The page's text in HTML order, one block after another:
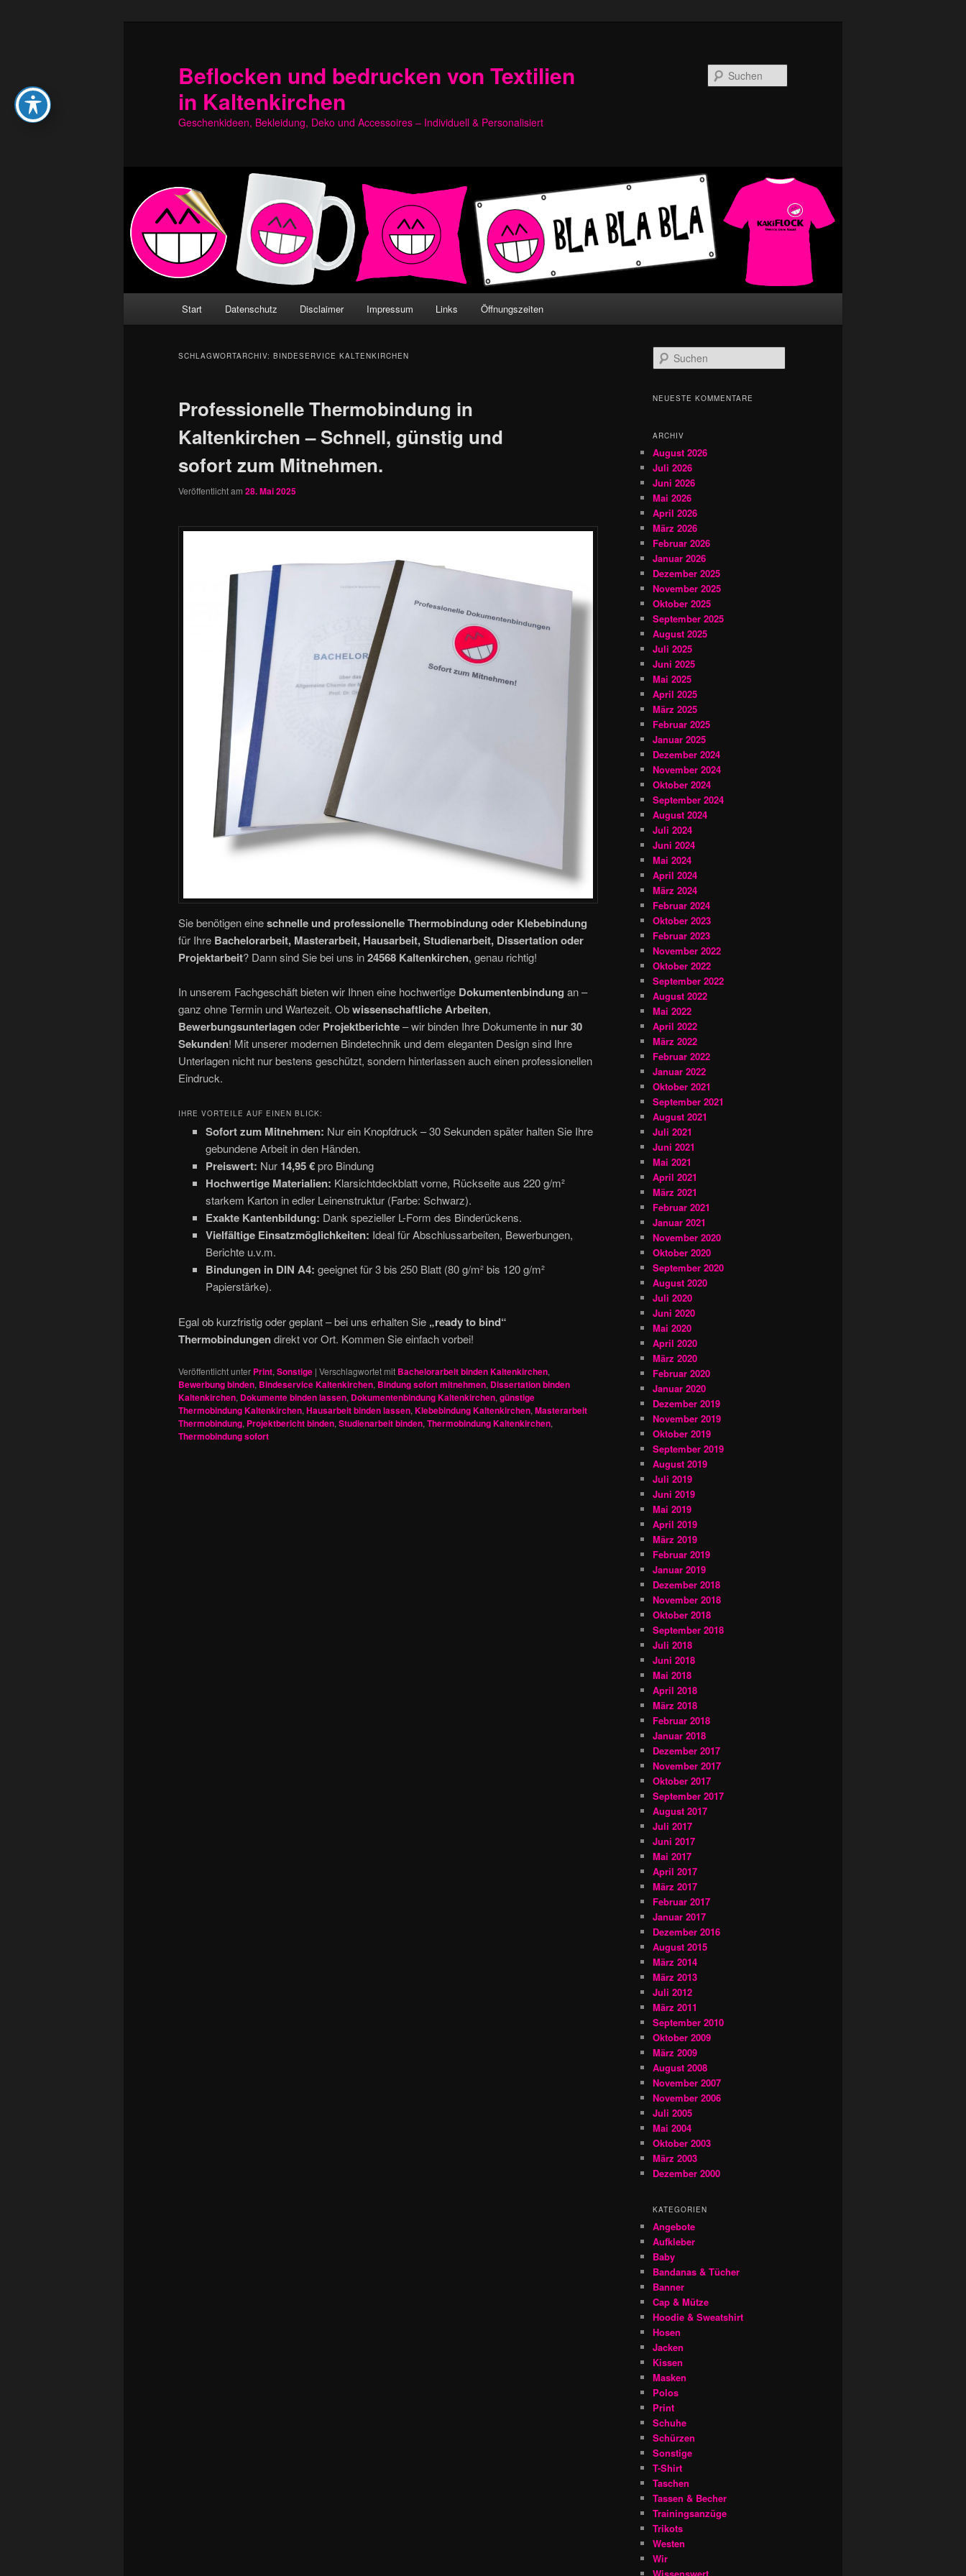
Beflocken und bedrucken von Textilien
in Kaltenkirchen
Geschenkideen, Bekleidung, Deko und Accessoires – Individuell & Personalisiert
Start Datenschutz Disclaimer Impressum Links Öffnungszeiten
SCHLAGWORTARCHIV: BINDESERVICE KALTENKIRCHEN
Professionelle Thermobindung in
Kaltenkirchen – Schnell, günstig und
sofort zum Mitnehmen.
Veröffentlicht am 28. Mai 2025
Sie benötigen eineschnelle und professionelle Thermobindung oder Klebebindung
für Ihre Bachelorarbeit, Masterarbeit, Hausarbeit, Studienarbeit, Dissertation oder
Projektarbeit? Dann sind Sie bei uns in24568 Kaltenkirchen, genau richtig!
In unserem Fachgeschäft bieten wir Ihnen eine hochwertige Dokumentenbindung an –
ganz ohne Termin und Wartezeit. Obwissenschaftliche Arbeiten,
Bewerbungsunterlagenoder Projektberichte– wir binden Ihre Dokumente in nur 30
Sekunden! Mit unserer modernen Bindetechnik und dem eleganten Design sind Ihre
Unterlagen nicht nur bestens geschützt, sondern hinterlassen auch einen professionellen
Eindruck.
IHRE VORTEILE AUF EINEN BLICK:
Sofort zum Mitnehmen: Nur ein Knopfdruck – 30 Sekunden später halten Sie Ihre
gebundene Arbeit in den Händen.
Preiswert: Nur 14,95 €pro Bindung
Hochwertige Materialien: Klarsichtdeckblatt vorne, Rückseite aus 220 g/m²
starkem Karton in edler Leinenstruktur (Farbe: Schwarz).
Exakte Kantenbildung: Dank spezieller L-Form des Binderückens.
Vielfältige Einsatzmöglichkeiten: Ideal für Abschlussarbeiten, Bewerbungen,
Berichte u.v.m.
Bindungen in DIN A4: geeignet für 3 bis 250 Blatt (80 g/m² bis 120 g/m²
Papierstärke).
Egal ob kurzfristig oder geplant – bei uns erhalten Sie „ready to bind“
Thermobindungendirekt vor Ort. Kommen Sie einfach vorbei!
Veröffentlicht unter Print, Sonstige | Verschlagwortet mit Bachelorarbeit binden Kaltenkirchen,
Bewerbung binden, Bindeservice Kaltenkirchen, Bindung sofort mitnehmen, Dissertation binden
Kaltenkirchen, Dokumente binden lassen, Dokumentenbindung Kaltenkirchen, günstige
Thermobindung Kaltenkirchen, Hausarbeit binden lassen, Klebebindung Kaltenkirchen, Masterarbeit
Thermobindung, Projektbericht binden, Studienarbeit binden, Thermobindung Kaltenkirchen,
Thermobindung sofort
u
h
NEUESTE KOMMENTARE
ARCHIV
August 2026
Juli 2026
Juni 2026
Mai 2026
April 2026
März 2026
Februar 2026
Januar 2026
Dezember 2025
November 2025
Oktober 2025
September 2025
August 2025
Juli 2025
Juni 2025
Mai 2025
April 2025
März 2025
Februar 2025
Januar 2025
Dezember 2024
November 2024
Oktober 2024
September 2024
August 2024
Juli 2024
Juni 2024
Mai 2024
April 2024
März 2024
Februar 2024
Oktober 2023
Februar 2023
November 2022
Oktober 2022
September 2022
August 2022
Mai 2022
April 2022
März 2022
Februar 2022
Januar 2022
Oktober 2021
September 2021
August 2021
Juli 2021
Juni 2021
Mai 2021
April 2021
März 2021
Februar 2021
Januar 2021
November 2020
Oktober 2020
September 2020
August 2020
Juli 2020
Juni 2020
Mai 2020
April 2020
März 2020
Februar 2020
Januar 2020
Dezember 2019
November 2019
Oktober 2019
September 2019
August 2019
Juli 2019
Juni 2019
Mai 2019
April 2019
März 2019
Februar 2019
Januar 2019
Dezember 2018
November 2018
Oktober 2018
September 2018
Juli 2018
Juni 2018
Mai 2018
April 2018
März 2018
Februar 2018
Januar 2018
Dezember 2017
November 2017
Oktober 2017
September 2017
August 2017
Juli 2017
Juni 2017
Mai 2017
April 2017
März 2017
Februar 2017
Januar 2017
Dezember 2016
August 2015
März 2014
März 2013
Juli 2012
März 2011
September 2010
Oktober 2009
März 2009
August 2008
November 2007
November 2006
Juli 2005
Mai 2004
Oktober 2003
März 2003
Dezember 2000
KATEGORIEN
Angebote
Aufkleber
Baby
Bandanas & Tücher
Banner
Cap & Mütze
Hoodie & Sweatshirt
Hosen
Jacken
Kissen
Masken
Polos
Print
Schuhe
Schürzen
Sonstige
T-Shirt
Taschen
Tassen & Becher
Trainingsanzüge
Trikots
Westen
Wir
Wissenswert